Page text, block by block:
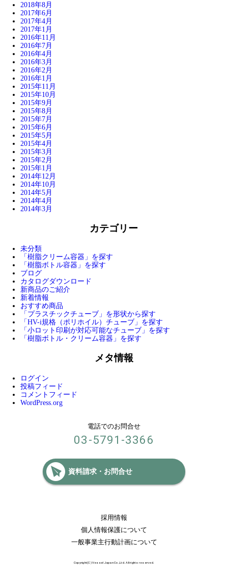
2018年8月
2017年6月
2017年4月
2017年1月
2016年11月
2016年7月
2016年4月
2016年3月
2016年2月
2016年1月
2015年11月
2015年10月
2015年9月
2015年8月
2015年7月
2015年6月
2015年5月
2015年4月
2015年3月
2015年2月
2015年1月
2014年12月
2014年10月
2014年5月
2014年4月
2014年3月
カテゴリー
未分類
「樹脂クリーム容器」を探す
「樹脂ボトル容器」を探す
ブログ
カタログダウンロード
新商品のご紹介
新着情報
おすすめ商品
「プラスチックチューブ」を形状から探す
「HV-i規格（ポリホイル）チューブ」を探す
「小ロット印刷が対応可能なチューブ」を探す
「樹脂ボトル・クリーム容器」を探す
メタ情報
ログイン
投稿フィード
コメントフィード
WordPress.org
電話でのお問合せ
03-5791-3366
資料請求・お問合せ
採用情報
個人情報保護について
一般事業主行動計画について
Copyright(C) Vessel Japan Co.,Ltd. All rights reserved.